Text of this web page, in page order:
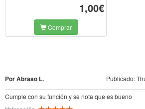
1,00€
Comprar
Por Abraao L. Publicado:
Cumple con su función y se nota que es bueno